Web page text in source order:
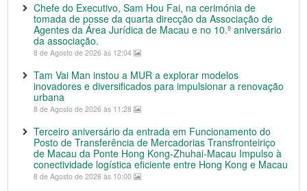
Chefe do Executivo, Sam Hou Fai, na cerimónia de
tomada de posse da quarta direcção da Associação de
Agentes da Área Jurídica de Macau e no 10.º aniversário
da associação.
8 de Agosto de 2026 às 12:04
Tam Vai Man instou a MUR a explorar modelos
inovadores e diversificados para impulsionar a renovação
urbana
8 de Agosto de 2026 às 11:28
Terceiro aniversário da entrada em Funcionamento do
Posto de Transferência de Mercadorias Transfronteiriço
de Macau da Ponte Hong Kong-Zhuhai-Macau Impulso à
conectividade logística eficiente entre Hong Kong e Macau
8 de Agosto de 2026 às 10:00